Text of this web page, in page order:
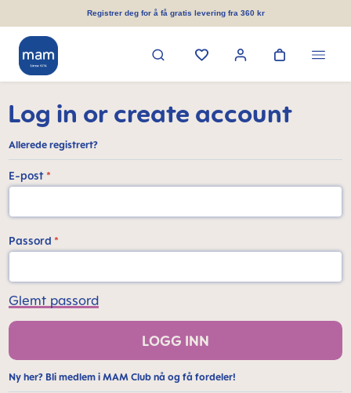
Registrer deg for å få gratis levering fra 360 kr
Log in or create account
Allerede registrert?
E-post *
Passord *
Glemt passord
LOGG INN
Ny her? Bli medlem i MAM Club nå og få fordeler!